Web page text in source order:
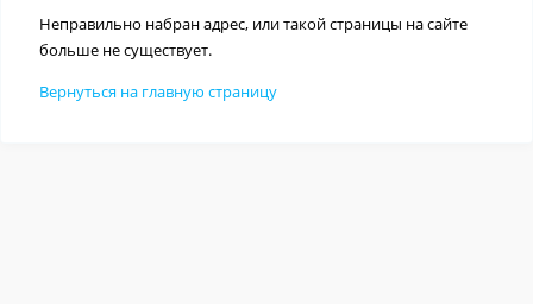
Неправильно набран адрес, или такой страницы на сайте
больше не существует.
Вернуться на главную страницу